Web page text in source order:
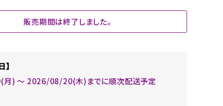
販売期間は終了しました。
】
) 〜 2026/08/20(木)までに順次配送予定